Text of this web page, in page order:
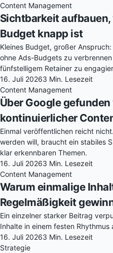
Content Management
Sichtbarkeit
Budget knapp ist
Kleines Budget, großer
ohne Ads-Budgets zu
fünfstelligem Retainer zu
16. Juli 20263 Min. Lesezeit
Content Management
Über Google gefunden
kontinuierlicher
Einmal veröffentlichen reicht
werden will, braucht ein stabiles
klar erkennbaren Themen.
16. Juli 20263 Min. Lesezeit
Content Management
Warum einmalige
Regelmäßigkeit
Ein einzelner starker Beitrag
Inhalte in einem festen
16. Juli 20263 Min. Lesezeit
Strategie